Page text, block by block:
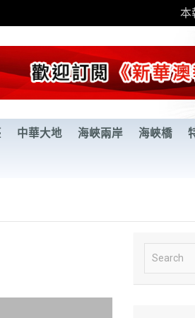
本
中華大地 海峽兩岸 海峽橋
e